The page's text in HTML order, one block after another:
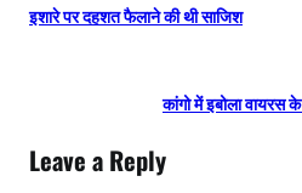
इशारे पर दहशत फैलाने की थी साजिश
कांगो में इबोला वायरस
Leave a Reply